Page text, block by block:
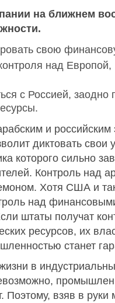
на ближнем
свою
над Европой,
с Россией, заодно
и российским
диктовать свои
которого сильно
Контроль над
Хотя США и
над
штаты получат
ресурсов, их
станет
в
Поэтому, взяв в руки